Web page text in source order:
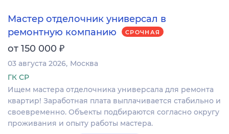
Мастер отделочник универсал в
ремонтную компанию
СРОЧНАЯ
от 150 000 ₽
03 августа 2026 Москва
ГК СР
Ищем мастера отделочника универсала для ремонта
квартир! Заработная плата выплачивается стабильно и
своевременно. Объекты подбираются согласно округу
проживания и опыту работы мастера.